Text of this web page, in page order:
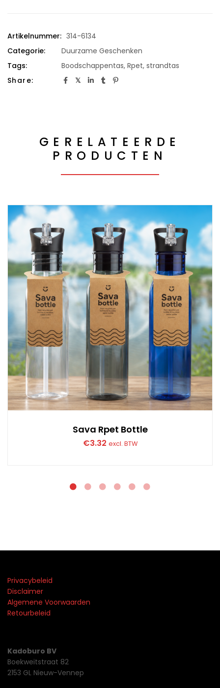
Artikelnummer: 314-6134
Categorie:
Duurzame Geschenken
Tags:
Boodschappentas, Rpet, strandtas
Share:
GERELATEERDE
PRODUCTEN
Sava Rpet Bottle
€3.32 excl. BTW
Privacybeleid
Disclaimer
Algemene Voorwaarden
Retourbeleid
Kadoburo BV
Boekweitstraat 82
2153 GL Nieuw-Vennep